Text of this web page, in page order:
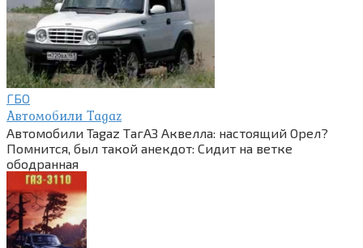
ГБО
Автомобили Tagaz
Автомобили Tagaz ТагАЗ Аквелла: настоящий Орел?
Помнится, был такой анекдот: Сидит на ветке
ободранная